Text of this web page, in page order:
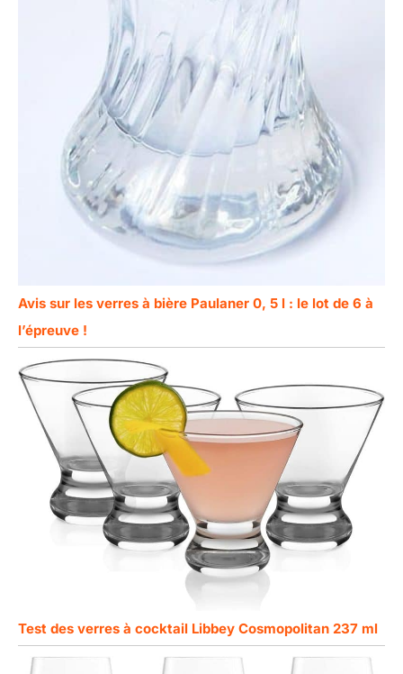
Avis sur les verres à bière Paulaner 0, 5 l : le lot de 6 à
l’épreuve !
Test des verres à cocktail Libbey Cosmopolitan 237 ml